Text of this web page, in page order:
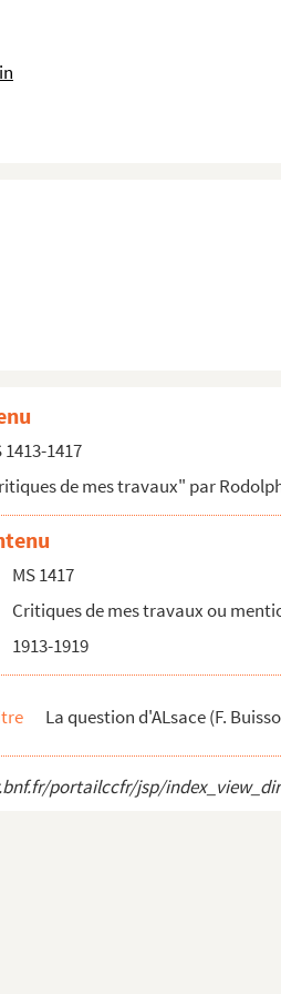
politiques, 1915
1413-1417
de mes travaux" par
MS 1417
Critiques de mes travaux ou
1913-1919
La question d'ALsace (F.
portailccfr/jsp/